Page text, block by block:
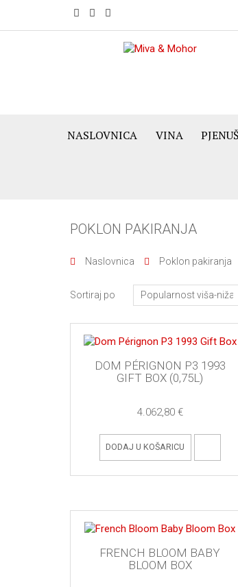
NASLOVNICA VINA
POKLON PAKIRANJA
Naslovnica Poklon pakiranja
Sortiraj po
DOM PÉRIGNON P3 1993
GIFT BOX (0,75L)
4.062,80 €
DODAJ U KOŠARICU
FRENCH BLOOM BABY
BLOOM BOX